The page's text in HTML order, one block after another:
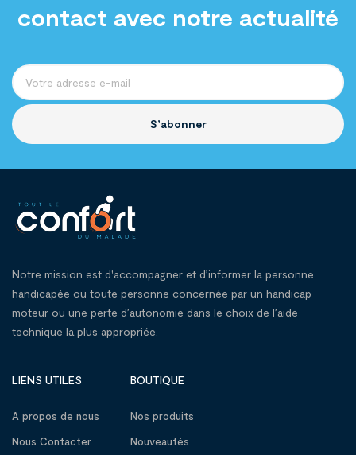
contact avec notre actualité
S’abonner
Notre mission est d'accompagner et d’informer la personne
handicapée ou toute personne concernée par un handicap
moteur ou une perte d’autonomie dans le choix de l’aide
technique la plus appropriée.
LIENS UTILES
A propos de nous
Nous Contacter
BOUTIQUE
Nos produits
Nouveautés